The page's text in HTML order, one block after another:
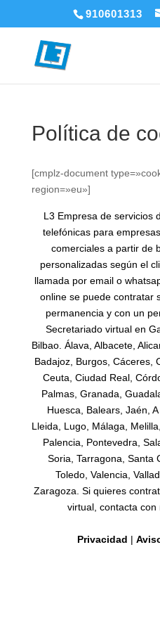
910601313
Política de
[cmplz-document
region=»eu»]
L3 Empresa de servicios
telefónicas para
comerciales a partir de
personalizadas según el
llamada por email o
online se puede contratar
permanencia y con un
Secretariado virtual en
Bilbao. Álava, Albacete,
Badajoz, Burgos, Cáceres,
Ceuta, Ciudad Real,
Palmas, Granada,
Huesca, Balears, Jaén,
Lleida, Lugo, Málaga,
Palencia, Pontevedra,
Soria, Tarragona, Santa
Toledo, Valencia,
Zaragoza. Si quieres
virtual, contacta con
Privacidad |